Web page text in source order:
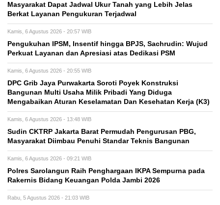
Masyarakat Dapat Jadwal Ukur Tanah yang Lebih Jelas
Berkat Layanan Pengukuran Terjadwal
Kamis, 6 Agustus 2026 - 20:57 WIB
Pengukuhan IPSM, Insentif hingga BPJS, Sachrudin: Wujud
Perkuat Layanan dan Apresiasi atas Dedikasi PSM
Kamis, 6 Agustus 2026 - 20:55 WIB
DPC Grib Jaya Purwakarta Soroti Poyek Konstruksi
Bangunan Multi Usaha Milik Pribadi Yang Diduga
Mengabaikan Aturan Keselamatan Dan Kesehatan Kerja (K3)
Kamis, 6 Agustus 2026 - 13:48 WIB
Sudin CKTRP Jakarta Barat Permudah Pengurusan PBG,
Masyarakat Diimbau Penuhi Standar Teknis Bangunan
Kamis, 6 Agustus 2026 - 09:21 WIB
Polres Sarolangun Raih Penghargaan IKPA Sempurna pada
Rakernis Bidang Keuangan Polda Jambi 2026
Rabu, 5 Agustus 2026 - 21:03 WIB